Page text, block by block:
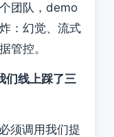
团队，demo
：幻觉、流式
管控。
们线上踩了三
须调用我们提